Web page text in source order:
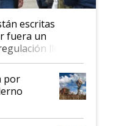
escritas
fuera un
llegó
y hasta se
al IPCVA
por